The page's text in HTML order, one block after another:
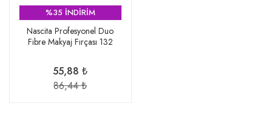
%35 İNDİRİM
Nascita Profesyonel Duo
Fibre Makyaj Fırçası 132
55,88 ₺
86,44 ₺